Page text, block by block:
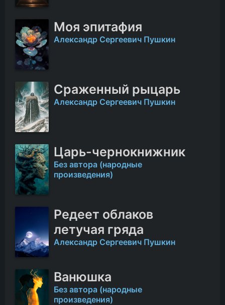
Моя эпитафия
Александр Сергеевич Пушкин
Сраженный рыцарь
Александр Сергеевич Пушкин
Царь-чернокнижник
Без автора (народные
произведения)
Редеет облаков
летучая гряда
Александр Сергеевич Пушкин
Ванюшка
Без автора (народные
произведения)